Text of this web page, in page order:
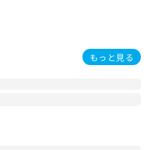
もっと見る